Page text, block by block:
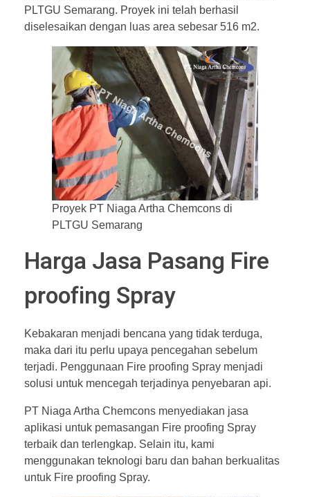
PLTGU Semarang. Proyek ini telah berhasil
diselesaikan dengan luas area sebesar 516 m2.
Proyek PT Niaga Artha Chemcons di
PLTGU Semarang
Harga Jasa Pasang Fire
proofing Spray
Kebakaran menjadi bencana yang tidak terduga,
maka dari itu perlu upaya pencegahan sebelum
terjadi. Penggunaan Fire proofing Spray menjadi
solusi untuk mencegah terjadinya penyebaran api.
PT Niaga Artha Chemcons menyediakan jasa
aplikasi untuk pemasangan Fire proofing Spray
terbaik dan terlengkap. Selain itu, kami
menggunakan teknologi baru dan bahan berkualitas
untuk Fire proofing Spray.